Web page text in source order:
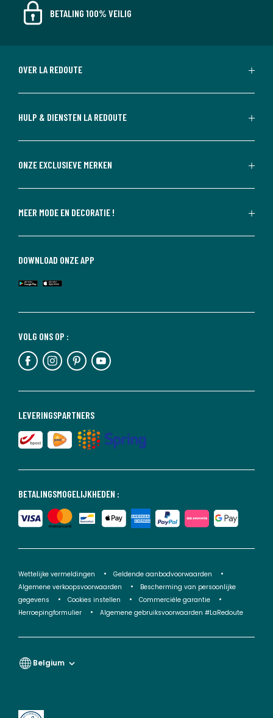
BETALING 100% VEILIG
OVER LA REDOUTE
HULP & DIENSTEN LA REDOUTE
ONZE EXCLUSIEVE MERKEN
MEER MODE EN DECORATIE !
BETALINGSMOGELIJKHEDEN :
LEVERINGSPARTNERS
VOLG ONS OP :
DOWNLOAD ONZE APP
Wettelijke vermeldingen
Geldende aanbodvoorwaarden
Algemene verkoopsvoorwaarden
Bescherming van persoonlijke
gegevens
Cookies instellen
Commerciële garantie
Herroepingformulier
Algemene gebruiksvoorwaarden #LaRedoute
Belgium